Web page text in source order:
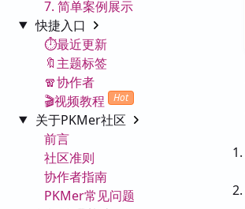
7. 简单案例展示
快捷入口
⏱️最近更新
🔖主题标签
🧣协作者
🎬视频教程
Hot
关于PKMer社区
前言
社区准则
协作者指南
PKMer常见问题